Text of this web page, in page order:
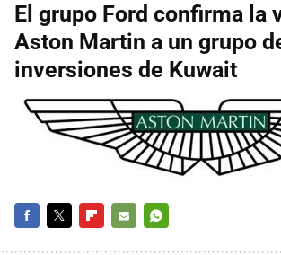
El grupo Ford confirma la
Aston Martin a un grupo
inversiones de Kuwait